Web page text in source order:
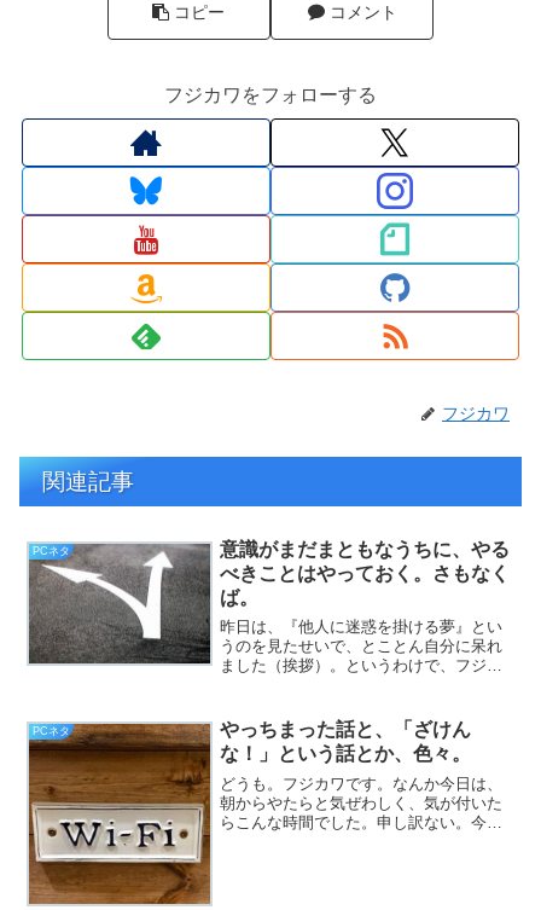
コピー コメント
フジカワをフォローする
フジカワ
関連記事
PCネタ
意識がまだまともなうちに、やる
べきことはやっておく。さもなく
ば。
昨日は、『他人に迷惑を掛ける夢』とい
うのを見たせいで、とことん自分に呆れ
ました（挨拶）。というわけで、フジカ
がゴリゴリ減っていきます。全く無くな
った！ と言うわけでは...
PCネタ
やっちまった話と、「ざけん
な！」という話とか、色々。
どうも。フジカワです。なんか今日は、
朝からやたらと気ぜわしく、気が付いた
らこんな時間でした。申し訳ない。今朝